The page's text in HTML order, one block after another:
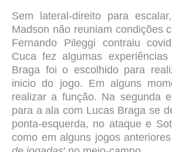
Sem lateral-direito para
Madson não reuniam condições
Fernando Pileggi contraiu
Cuca fez algumas
Braga foi o escolhido para
inicio do jogo. Em alguns
realizar a função. Na segunda
para a ala com Lucas Braga se
ponta-esquerda, no ataque e
como em alguns jogos